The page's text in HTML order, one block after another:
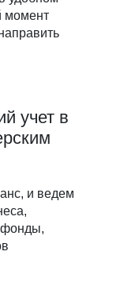
момент
учет в
и ведем
фонды,